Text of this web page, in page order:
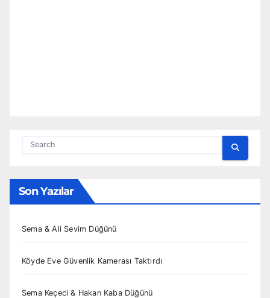
Son Yazılar
Sema & Ali Sevim Düğünü
Köyde Eve Güvenlik Kamerası Taktırdı
Sema Keçeci & Hakan Kaba Düğünü